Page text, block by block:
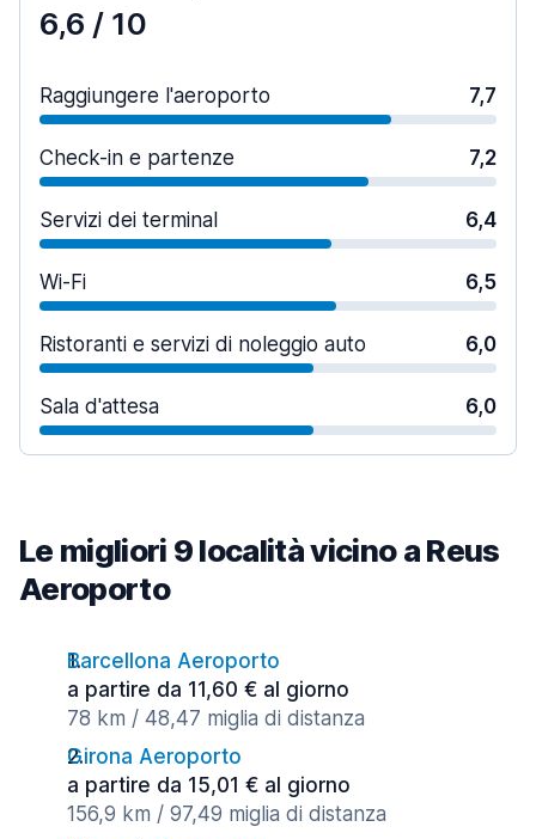
6,6 / 10
Raggiungere l'aeroporto 7,7
Check-in e partenze 7,2
Servizi dei terminal 6,4
Wi-Fi 6,5
Ristoranti e servizi di noleggio auto 6,0
Sala d'attesa 6,0
Le migliori 9 località vicino a Reus
Aeroporto
Barcellona Aeroporto
a partire da 11,60 € al giorno
78 km / 48,47 miglia di distanza
Girona Aeroporto
a partire da 15,01 € al giorno
156,9 km / 97,49 miglia di distanza